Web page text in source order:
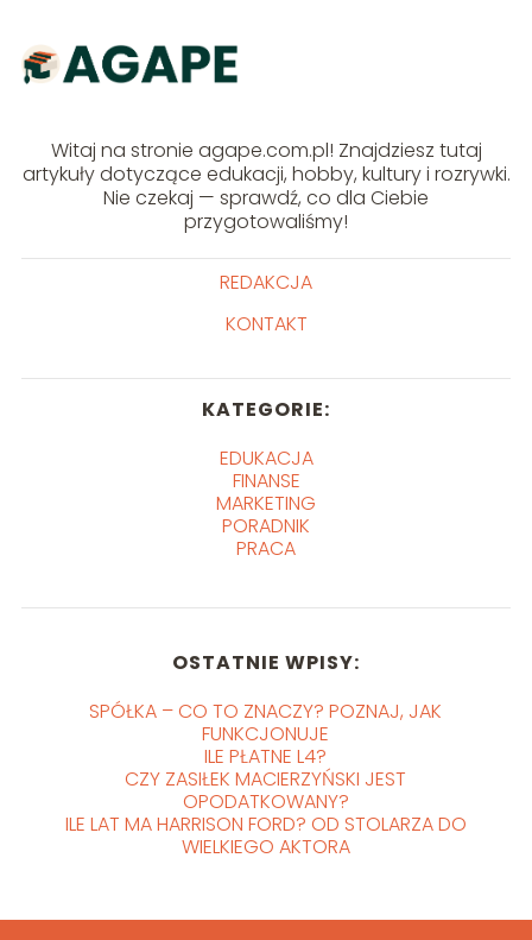
Witaj na stronie agape.com.pl! Znajdziesz tutaj
artykuły dotyczące edukacji, hobby, kultury i rozrywki.
Nie czekaj — sprawdź, co dla Ciebie
przygotowaliśmy!
REDAKCJA
KONTAKT
KATEGORIE:
EDUKACJA
FINANSE
MARKETING
PORADNIK
PRACA
OSTATNIE WPISY:
SPÓŁKA – CO TO ZNACZY? POZNAJ, JAK
FUNKCJONUJE
ILE PŁATNE L4?
CZY ZASIŁEK MACIERZYŃSKI JEST
OPODATKOWANY?
ILE LAT MA HARRISON FORD? OD STOLARZA DO
WIELKIEGO AKTORA